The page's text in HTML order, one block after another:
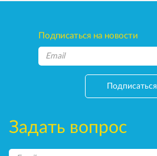
Подписаться на новости
Подписаться
Задать вопрос